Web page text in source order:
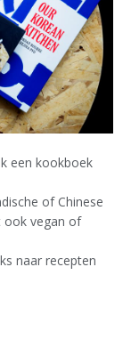
een kookboek
of Chinese
ook vegan of
naar recepten